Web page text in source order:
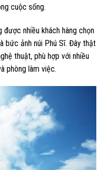
cuộc sống.
nhiều khách hàng chọn
bức ảnh núi Phú Sĩ. Đây thật
thuật, phù hợp với nhiều
phòng làm việc.